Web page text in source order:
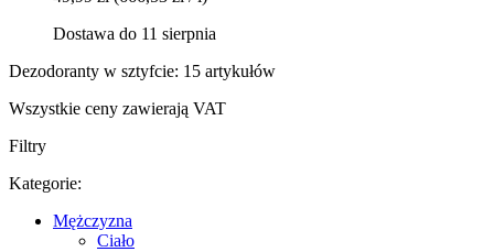
Dostawa do 11 sierpnia
Dezodoranty w sztyfcie: 15 artykułów
Wszystkie ceny zawierają VAT
Filtry
Kategorie:
Mężczyzna
Ciało